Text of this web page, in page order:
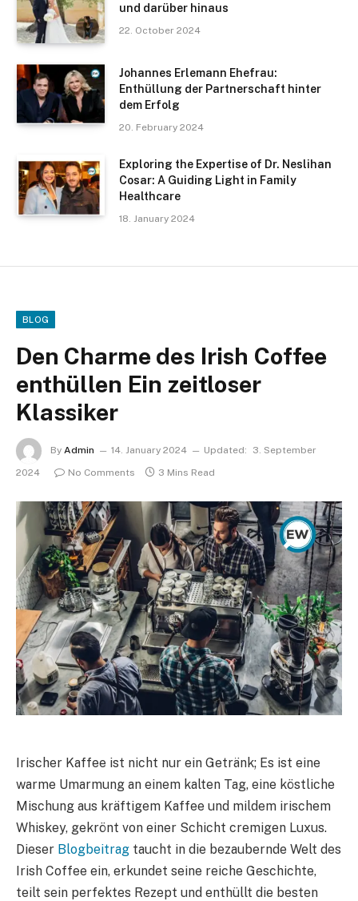
und darüber hinaus
22. October 2024
Johannes Erlemann Ehefrau:
Enthüllung der Partnerschaft hinter
dem Erfolg
20. February 2024
Exploring the Expertise of Dr. Neslihan
Cosar: A Guiding Light in Family
Healthcare
18. January 2024
BLOG
Den Charme des Irish Coffee
enthüllen Ein zeitloser
Klassiker
By Admin 14. January 2024 Updated:
3. September
2024
No Comments 3 Mins Read
Irischer Kaffee ist nicht nur ein Getränk; Es ist eine
warme Umarmung an einem kalten Tag, eine köstliche
Mischung aus kräftigem Kaffee und mildem irischem
Whiskey, gekrönt von einer Schicht cremigen Luxus.
Dieser Blogbeitrag taucht in die bezaubernde Welt des
Irish Coffee ein, erkundet seine reiche Geschichte,
teilt sein perfektes Rezept und enthüllt die besten